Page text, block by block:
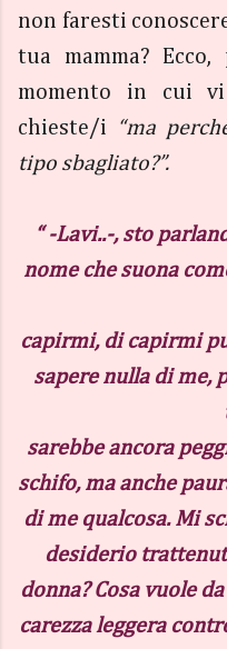
non faresti
tua mamma?
momento in cui vi
chieste/i
“ma
tipo sbagliato?”.
“ -Lavi..-, sto
nome che suona
capirmi, di capirmi
sapere nulla di me,
sarebbe ancora
schifo, ma anche
di me qualcosa. Mi
desiderio
donna? Cosa vuole
carezza leggera